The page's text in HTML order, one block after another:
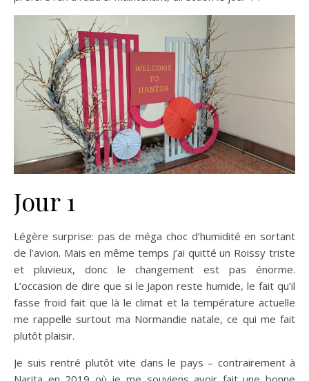
Jour 1
Légère surprise: pas de méga choc d’humidité en sortant
de l’avion. Mais en même temps j’ai quitté un Roissy triste
et pluvieux, donc le changement est pas énorme.
L’occasion de dire que si le Japon reste humide, le fait qu’il
fasse froid fait que là le climat et la température actuelle
me rappelle surtout ma Normandie natale, ce qui me fait
plutôt plaisir.
Je suis rentré plutôt vite dans le pays – contrairement à